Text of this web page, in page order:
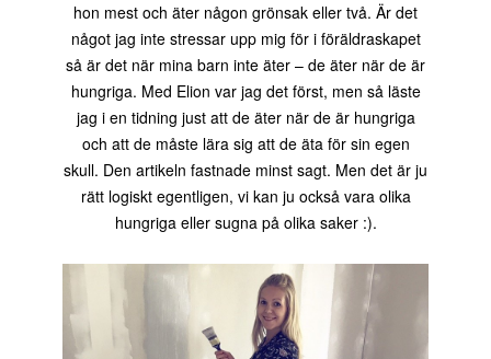
hon mest och äter någon grönsak eller två. Är det
något jag inte stressar upp mig för i föräldraskapet
så är det när mina barn inte äter – de äter när de är
hungriga. Med Elion var jag det först, men så läste
jag i en tidning just att de äter när de är hungriga
och att de måste lära sig att de äta för sin egen
skull. Den artikeln fastnade minst sagt. Men det är ju
rätt logiskt egentligen, vi kan ju också vara olika
hungriga eller sugna på olika saker :).